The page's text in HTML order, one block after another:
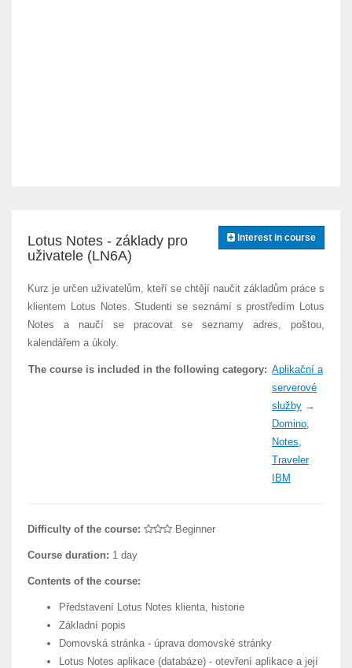
Interest in course
Lotus Notes - základy pro
uživatele (LN6A)
Kurz je určen uživatelům, kteří se chtějí naučit základům práce s
klientem Lotus Notes. Studenti se seznámí s prostředím Lotus
Notes a naučí se pracovat se seznamy adres, poštou,
kalendářem a úkoly.
The course is included in the following category: Aplikační a
serverové
služby →
Domino,
Notes,
Traveler
IBM
Difficulty of the course: Beginner
Course duration: 1 day
Contents of the course:
Představení Lotus Notes klienta, historie
Základní popis
Domovská stránka - úprava domovské stránky
Lotus Notes aplikace (databáze) - otevření aplikace a její